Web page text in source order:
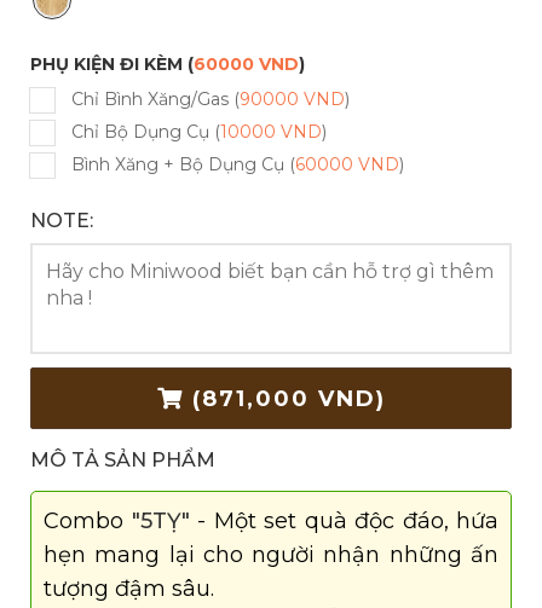
PHỤ KIỆN ĐI KÈM (60000 VND)
Chỉ Bình Xăng/gas (90000 VND)
Chỉ Bộ Dụng Cụ (10000 VND)
Bình Xăng + Bộ Dụng Cụ (60000 VND)
NOTE:
(871,000 VND)
MÔ TẢ SẢN PHẨM
Combo "5TỴ" - Một set quà độc đáo, hứa
hẹn mang lại cho người nhận những ấn
tượng đậm sâu.